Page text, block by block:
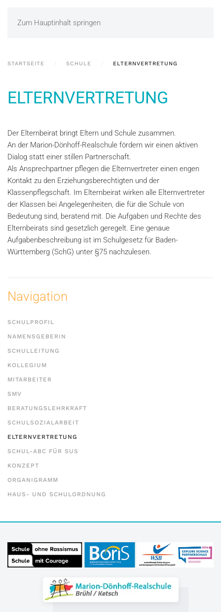
Zum Hauptinhalt springen
STARTSEITE SCHULE ELTERNVERTRETUNG
ELTERNVERTRETUNG
Der Elternbeirat bringt Eltern und Schule zusammen.
An der Marion-Dönhoff-Realschule fördern wir einen aktiven
Dialog statt einer stillen Partnerschaft.
Als Ansprechpartner pflegen die Elternvertreter einen engen
Kontakt zu den Erziehungsberechtigten und der
Klassenpflegschaft. Im Elternbeirat wirken alle Elternvertreter
der Klassen bei Angelegenheiten, die für die Schule von
Bedeutung sind, beratend mit. Die Aufgaben und Rechte des
Elternbeirats sind gesetzlich geregelt. Eine genaue
Aufgabenbeschreibung ist im Schulgesetz für Baden-
Württemberg (SchG) unter §75 nachzulesen.
Navigation
SCHULPROFIL
NAMENSGEBERIN
SCHULLEITUNG
KOLLEGIUM
MITARBEITER
SMV
BERATUNGSLEHRKRAFT
SCHULSOZIALARBEIT
ELTERNVERTRETUNG
SCHUL-ABC FÜR SUS
KONZEPT
ORGANIGRAMM
HAUS- UND SCHULORDNUNG